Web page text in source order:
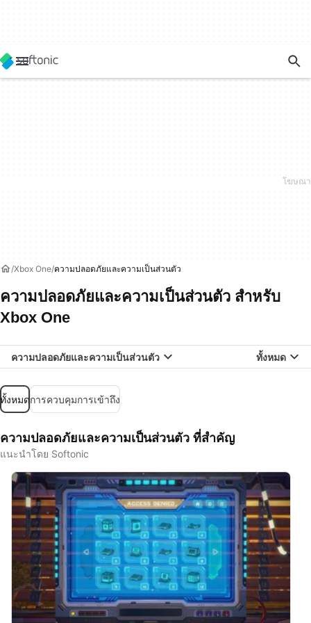
Xbox One ความปลอดภัยและความเป็นส่วนตัว
ความปลอดภัยและความเป็นส่วนตัว สำหรับ
Xbox One
ความปลอดภัยและความเป็นส่วนตัว ทั้งหมด
ทั้งหมดการควบคุมการเข้าถึง
ความปลอดภัยและความเป็นส่วนตัว ที่สำคัญ
แนะนำโดย Softonic